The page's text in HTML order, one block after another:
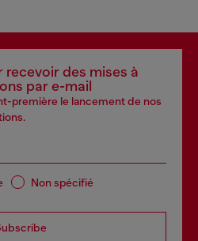
recevoir des mises à
par e-mail
première le lancement de nos
Non spécifié